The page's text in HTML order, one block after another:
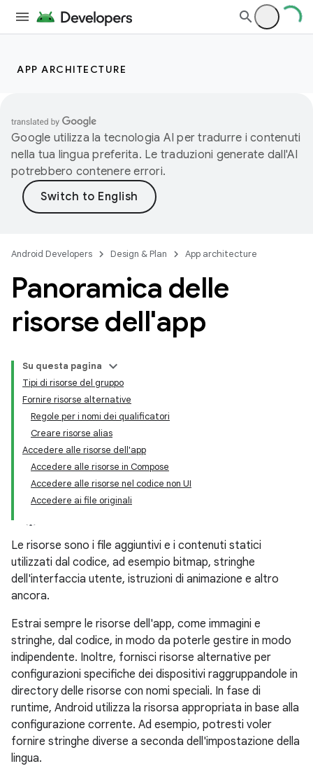
APP ARCHITECTURE
Google utilizza la tecnologia AI per tradurre i contenuti
nella tua lingua preferita. Le traduzioni generate dall'AI
potrebbero contenere errori.
Android Developers Design & Plan App architecture
Panoramica delle
risorse dell'app
Su questa pagina
Tipi di risorse del gruppo
Fornire risorse alternative
Regole per i nomi dei qualificatori
Creare risorse alias
Accedere alle risorse dell'app
Accedere alle risorse in Compose
Accedere alle risorse nel codice non UI
Accedere ai file originali
Le risorse sono i file aggiuntivi e i contenuti statici
utilizzati dal codice, ad esempio bitmap, stringhe
dell'interfaccia utente, istruzioni di animazione e altro
ancora.
Estrai sempre le risorse dell'app, come immagini e
stringhe, dal codice, in modo da poterle gestire in modo
indipendente. Inoltre, fornisci risorse alternative per
configurazioni specifiche dei dispositivi raggruppandole in
directory delle risorse con nomi speciali. In fase di
runtime, Android utilizza la risorsa appropriata in base alla
configurazione corrente. Ad esempio, potresti voler
fornire stringhe diverse a seconda dell'impostazione della
lingua.